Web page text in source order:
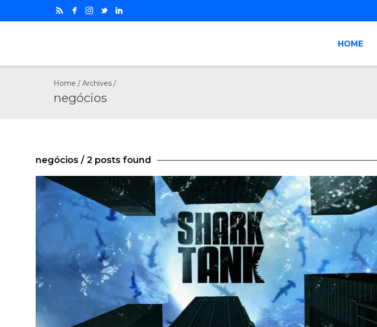
HOME
Home / Archives /
negócios
negócios / 2 posts found